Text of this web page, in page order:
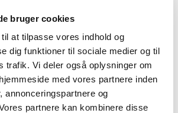
bruger cookies
at tilpasse vores indhold og
dig funktioner til sociale medier og til
trafik. Vi deler også oplysninger om
med vores partnere inden
annonceringspartnere og
partnere kan kombinere disse
Fade og Tallerkener